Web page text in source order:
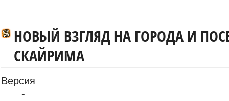
НОВЫЙ ВЗГЛЯД НА ГОРОДА И
СКАЙРИМА
Версия
-